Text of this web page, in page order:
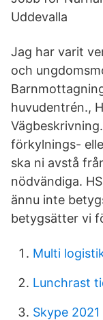
Uddevalla
Jag har varit
och
huvudentrén.,
förkylnings-
ska ni avstå
nödvändiga.
ännu inte
betygsätter vi
Multi
Lunchrast
Skype